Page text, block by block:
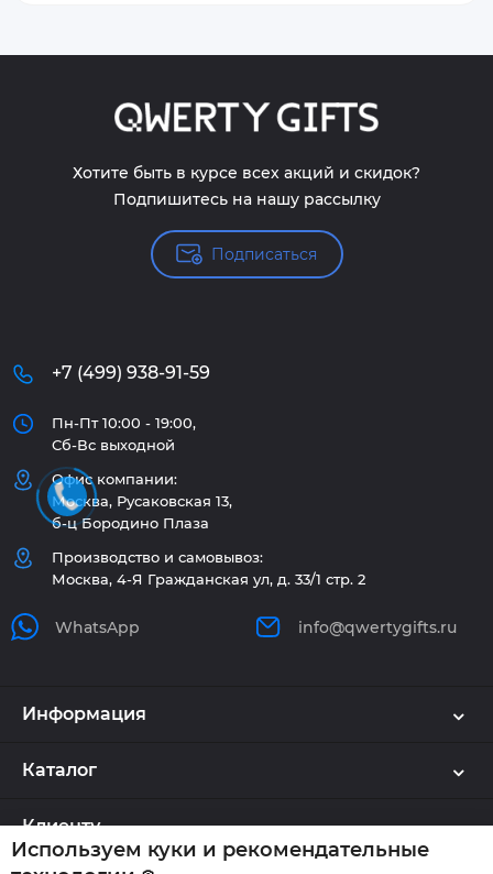
Хотите быть в курсе всех акций и скидок?
Подпишитесь на нашу рассылку
Подписаться
+7 (499) 938-91-59
Пн-Пт 10:00 - 19:00,
Сб-Вс выходной
Офис компании:
Москва, Русаковская 13,
б-ц Бородино Плаза
Производство и самовывоз:
Москва, 4-Я Гражданская ул, д. 33/1 стр. 2
WhatsApp info@qwertygifts.ru
Информация
Каталог
Клиенту
Используем куки и рекомендательные